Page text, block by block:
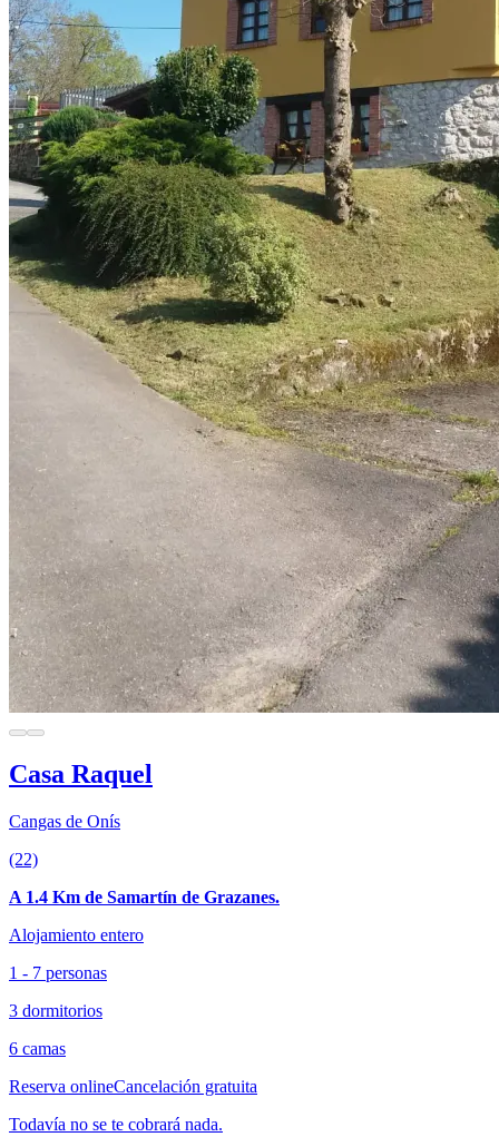
Casa Raquel
Cangas de Onís
(22)
A 1.4 Km de Samartín de Grazanes.
Alojamiento entero
1 - 7 personas
3 dormitorios
6 camas
Reserva onlineCancelación gratuita
Todavía no se te cobrará nada.